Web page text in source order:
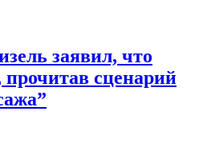
заявил, что
прочитав сценарий